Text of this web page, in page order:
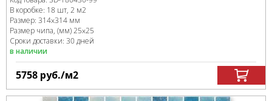
В коробке: 18 шт, 2 м2
Размер: 314x314 мм
Размер чипа, (мм)25x25
Сроки доставки: 30 дней
в наличии
5758 руб./м2